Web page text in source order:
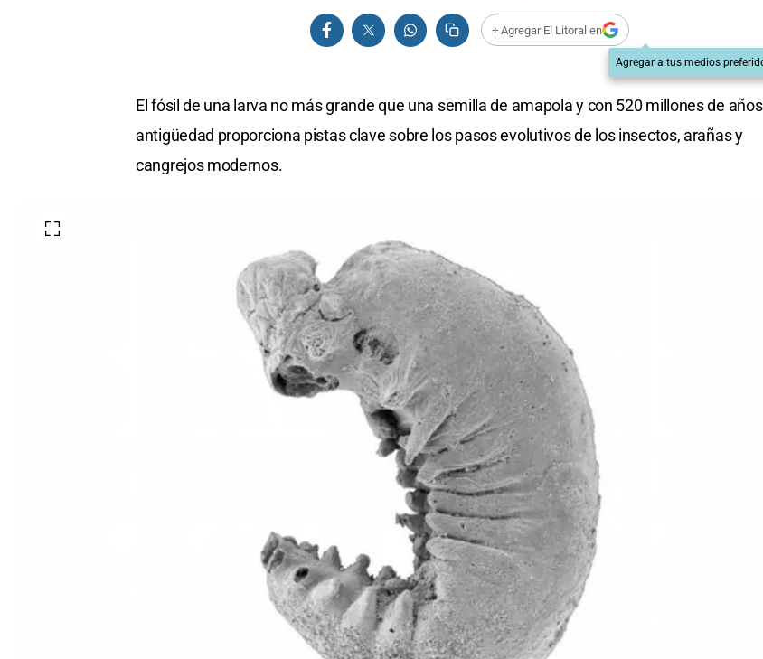
+ Agregar El Litoral en
Agregar a tus medios
El fósil de una larva no más grande que una semilla de amapola y con 520 millones de
antigüedad proporciona pistas clave sobre los pasos evolutivos de los insectos, arañas y
cangrejos modernos.